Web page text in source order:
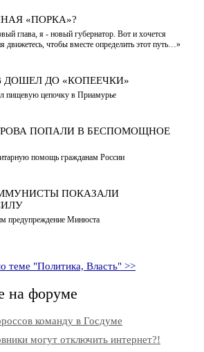
«ПОРКА»?
глава, я - новый губернатор. Вот и хочется
движетесь, чтобы вместе определить этот путь…»
ДОШЕЛ ДО «КОПЕЕЧКИ»
пищевую цепочку в Приамурье
ПОПАЛИ В БЕСПОМОЩНОЕ
помощь гражданам России
ПОКАЗАЛИ
предупреждение Минюста
теме "Политика, Власть" >>
на форуме
команду в Госдуме
могут отключить интернет?!